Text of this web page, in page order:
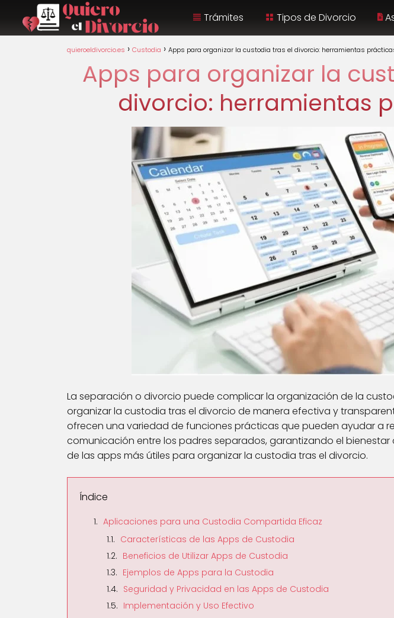
Trámites Tipos de Divorcio
quieroeldivorcio.es Custodia Apps para organizar la custodia tras el divorcio: herramientas
Apps para organizar la
divorcio: herramientas
La separación o divorcio puede complicar la organización de la
organizar la custodia tras el divorcio de manera efectiva y
ofrecen una variedad de funciones prácticas que pueden ayudar a
comunicación entre los padres separados, garantizando el bienestar
de las apps más útiles para organizar la custodia tras el divorcio.
Índice
Aplicaciones para una Custodia Compartida Eficaz
Características de las Apps de Custodia
Beneficios de Utilizar Apps de Custodia
Ejemplos de Apps para la Custodia
Seguridad y Privacidad en las Apps de Custodia
Implementación y Uso Efectivo